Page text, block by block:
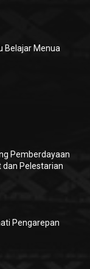
Belajar Menua
Pemberdayaan
dan Pelestarian
Pengarepan